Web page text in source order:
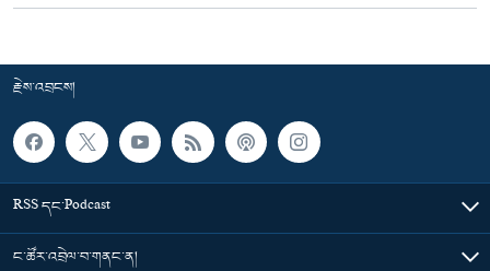
རྗེས་འབྲངས།
RSS དང་Podcast
ང་ཚོར་འབྲེལ་བ་གནང་ན།